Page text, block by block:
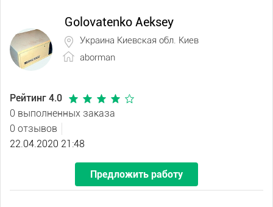
Golovatenko Aeksey
Украина Киевская обл. Киев
aborman
Рейтинг 4.0
0 выполненных заказа
0 отзывов
22.04.2020 21:48
Предложить работу